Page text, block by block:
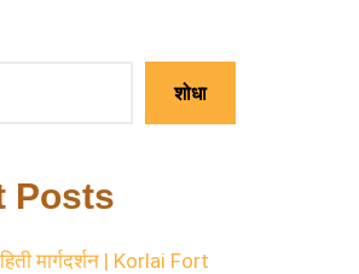
शोधा
Posts
मार्गदर्शन | Korlai Fort